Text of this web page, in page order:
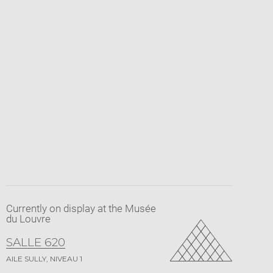
Currently on display at the Musée
du Louvre
SALLE 620
AILE SULLY, NIVEAU 1